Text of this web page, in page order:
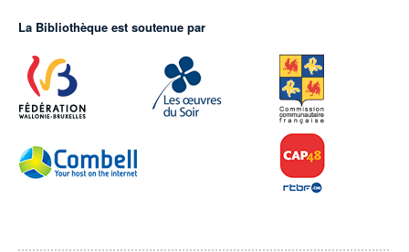
La Bibliothèque est soutenue par